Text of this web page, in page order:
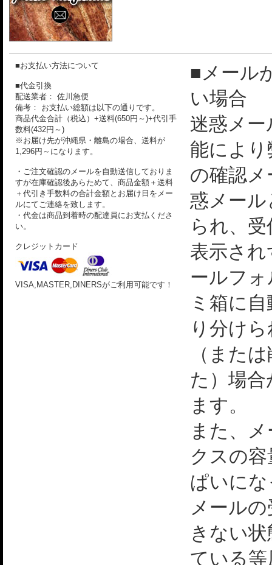
■お支払い方法について
■代金引換
配送業者： 佐川急便
備考： お支払い総額は以下の通りです。
商品代金合計（税込）+送料(650円～)+代引手
数料(432円～)
※お届け先が沖縄県・離島の場合、送料が
1,296円～になります。
・ご注文確認のメールを自動送信しておりま
すが在庫確認後あらためて、商品金額＋送料
＋代引き手数料の合計金額とお届け日をメー
ルにてご連絡を致します。
・代金は商品到着時の配達員にお支払くださ
い。
クレジットカード
VISA,MASTER,DINERSがご利用可能です！
■メール
い場合
迷惑メー
能によ
の確認
惑メー
られ、
表示さ
ールフ
ミ箱に
り分け
（また
た）場
ます。
また、
クスの
ぱいに
メール
きない
ている